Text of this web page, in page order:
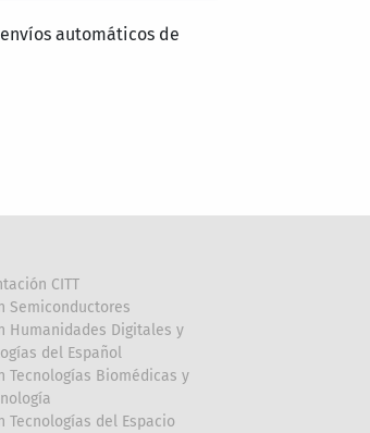
automáticos de
CITT
Semiconductores
Humanidades Digitales y
del Español
Tecnologías Biomédicas y
Tecnologías del Espacio